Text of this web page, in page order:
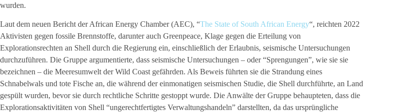
wurden.
Laut dem neuen Bericht der African Energy Chamber (AEC), “The State of South African Energy“, reichten 2022
Aktivisten gegen fossile Brennstoffe, darunter auch Greenpeace, Klage gegen die Erteilung von
Explorationsrechten an Shell durch die Regierung ein, einschließlich der Erlaubnis, seismische Untersuchungen
durchzuführen. Die Gruppe argumentierte, dass seismische Untersuchungen – oder “Sprengungen”, wie sie sie
bezeichnen – die Meeresumwelt der Wild Coast gefährden. Als Beweis führten sie die Strandung eines
Schnabelwals und tote Fische an, die während der einmonatigen seismischen Studie, die Shell durchführte, an Land
gespült wurden, bevor sie durch rechtliche Schritte gestoppt wurde. Die Anwälte der Gruppe behaupteten, dass die
Explorationsaktivitäten von Shell “ungerechtfertigtes Verwaltungshandeln” darstellten, da das ursprüngliche